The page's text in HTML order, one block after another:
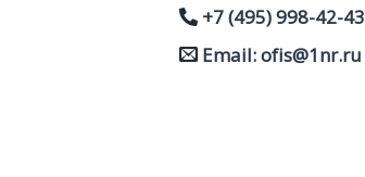
+7 (495) 998-42-43
Email: ofis@1nr.ru